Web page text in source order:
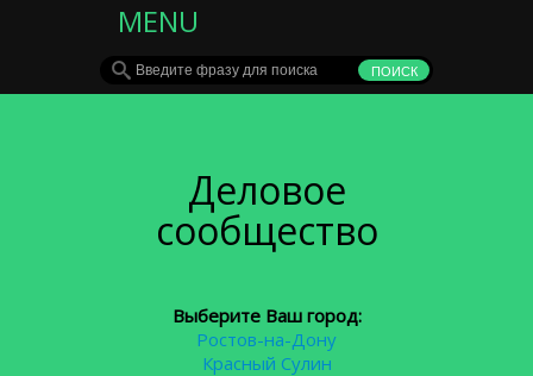
MENU
Деловое
сообщество
Выберите Ваш город:
Ростов-на-Дону
Красный Сулин